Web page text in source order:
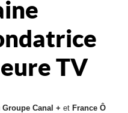
TV
Groupe Canal + et France Ô